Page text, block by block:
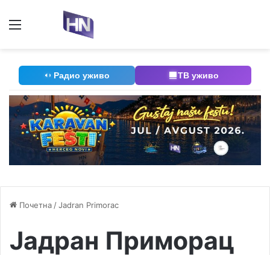
Радио уживо ТВ уживо
Почетна /Jadran Primorac
Јадран Приморац